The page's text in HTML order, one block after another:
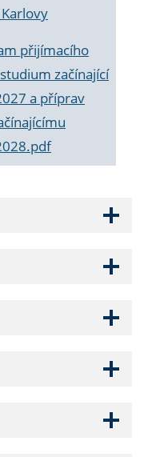
přijímacího
začínající
a příprav